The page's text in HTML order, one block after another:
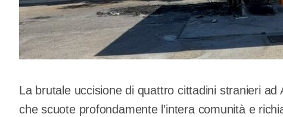
La brutale uccisione di quattro cittadini stranieri
che scuote profondamente l’intera comunità e